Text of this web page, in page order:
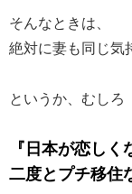
そんなときは、
絶対に妻も同じ気
というか、むしろ
『日本が恋しく
二度とプチ移住